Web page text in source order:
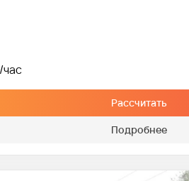
Рассчитать
Подробнее